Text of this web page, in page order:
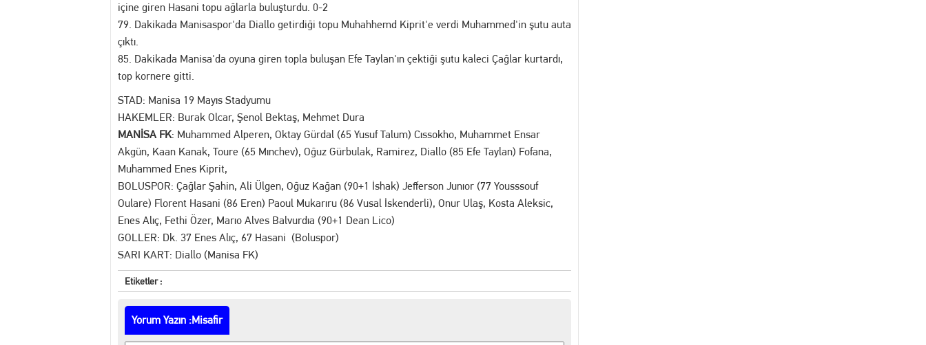
içine giren Hasani topu ağlarla buluşturdu. 0-2
79. Dakikada Manisaspor'da Diallo getirdiği topu Muhahhemd Kiprit'e verdi Muhammed'in şutu auta
çıktı.
85. Dakikada Manisa'da oyuna giren topla buluşan Efe Taylan'ın çektiği şutu kaleci Çağlar kurtardı,
top kornere gitti.
STAD: Manisa 19 Mayıs Stadyumu
HAKEMLER: Burak Olcar, Şenol Bektaş, Mehmet Dura
MANİSA FK: Muhammed Alperen, Oktay Gürdal (65 Yusuf Talum) Cıssokho, Muhammet Ensar
Akgün, Kaan Kanak, Toure (65 Mınchev), Oğuz Gürbulak, Ramirez, Diallo (85 Efe Taylan) Fofana,
Muhammed Enes Kiprit,
BOLUSPOR: Çağlar Şahin, Ali Ülgen, Oğuz Kağan (90+1 İshak) Jefferson Junıor (77 Yousssouf
Oulare) Florent Hasani (86 Eren) Paoul Mukarıru (86 Vusal İskenderli), Onur Ulaş, Kosta Aleksic,
Enes Alıç, Fethi Özer, Marıo Alves Balvurdıa (90+1 Dean Lico)
GOLLER: Dk. 37 Enes Alıç, 67 Hasani (Boluspor)
SARI KART: Diallo (Manisa FK)
Etiketler :
Yorum Yazın :Misafir